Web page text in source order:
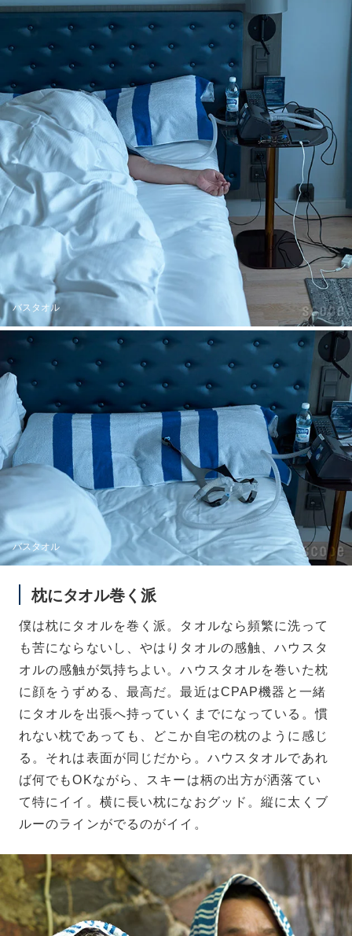
バスタオル
バスタオル
枕にタオル巻く派
僕は枕にタオルを巻く派。タオルなら頻繁に洗って
も苦にならないし、やはりタオルの感触、ハウスタ
オルの感触が気持ちよい。ハウスタオルを巻いた枕
に顔をうずめる、最高だ。最近はCPAP機器と一緒
にタオルを出張へ持っていくまでになっている。慣
れない枕であっても、どこか自宅の枕のように感じ
る。それは表面が同じだから。ハウスタオルであれ
ば何でもOKながら、スキーは柄の出方が洒落てい
て特にイイ。横に長い枕になおグッド。縦に太くブ
ルーのラインがでるのがイイ。